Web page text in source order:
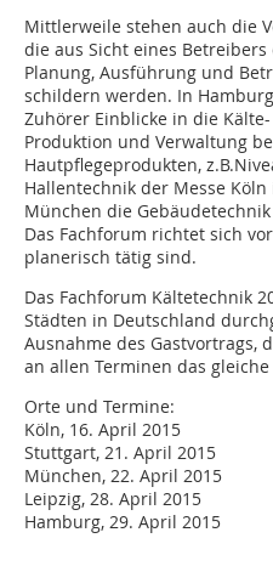
Mittlerweile stehen auch die
die aus Sicht eines
Planung, Ausführung und
schildern werden. In
Zuhörer Einblicke in die
Produktion und Verwaltung
Hautpflegeprodukten,
Hallentechnik der Messe
München die
Das Fachforum richtet sich
planerisch tätig sind.
Das Fachforum Kältetechnik
Städten in Deutschland
Ausnahme des Gastvortrags,
an allen Terminen das
Orte und Termine:
Köln, 16. April 2015
Stuttgart, 21. April 2015
München, 22. April 2015
Leipzig, 28. April 2015
Hamburg, 29. April 2015